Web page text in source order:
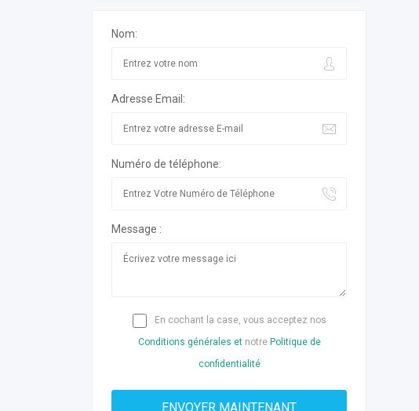
Nom:
Adresse Email:
Numéro de téléphone:
Message :
En cochant la case, vous acceptez nos
Conditions générales etnotre Politique de
confidentialité